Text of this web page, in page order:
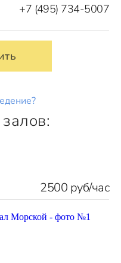
+7 (495) 734-5007
2500 руб/час